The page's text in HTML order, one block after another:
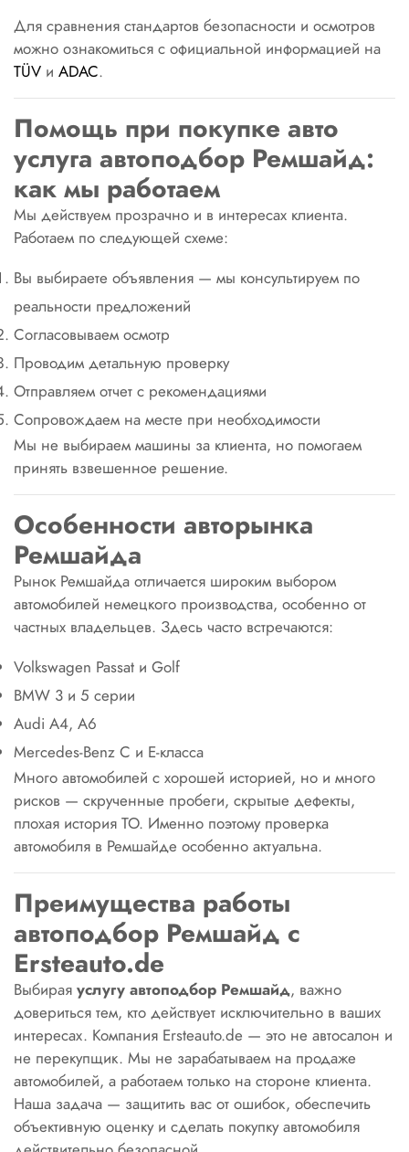
Для сравнения стандартов безопасности и осмотров
можно ознакомиться с официальной информацией на
TÜV и ADAC.
Помощь при покупке авто
услуга автоподбор Ремшайд:
как мы работаем
Мы действуем прозрачно и в интересах клиента.
Работаем по следующей схеме:
Вы выбираете объявления — мы консультируем по
реальности предложений
Согласовываем осмотр
Проводим детальную проверку
Отправляем отчет с рекомендациями
Сопровождаем на месте при необходимости
Мы не выбираем машины за клиента, но помогаем
принять взвешенное решение.
Особенности авторынка
Ремшайда
Рынок Ремшайда отличается широким выбором
автомобилей немецкого производства, особенно от
частных владельцев. Здесь часто встречаются:
Volkswagen Passat и Golf
BMW 3 и 5 серии
Audi A4, A6
Mercedes-Benz C и E-класса
Много автомобилей с хорошей историей, но и много
рисков — скрученные пробеги, скрытые дефекты,
плохая история ТО. Именно поэтому проверка
автомобиля в Ремшайде особенно актуальна.
Преимущества работы
автоподбор Ремшайд с
Ersteauto.de
Выбирая услугу автоподбор Ремшайд, важно
довериться тем, кто действует исключительно в ваших
интересах. Компания Ersteauto.de — это не автосалон и
не перекупщик. Мы не зарабатываем на продаже
автомобилей, а работаем только на стороне клиента.
Наша задача — защитить вас от ошибок, обеспечить
объективную оценку и сделать покупку автомобиля